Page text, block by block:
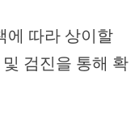
에 따라 상이할
검진을 통해 확